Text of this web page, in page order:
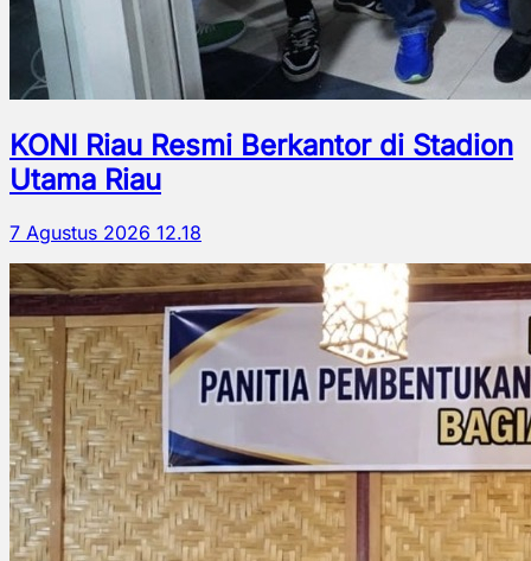
KONI Riau Resmi Berkantor di Stadion
Utama Riau
7 Agustus 2026 12.18